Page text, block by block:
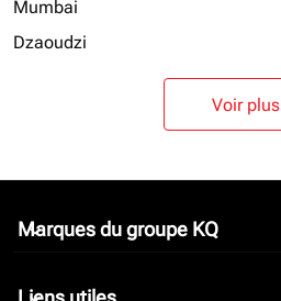
Mumbai
Dzaoudzi
Voir plus
Marques du groupe KQ
keyboard_arrow_down